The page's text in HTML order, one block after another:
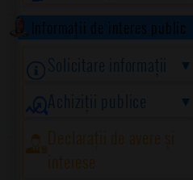
Informații de interes public
Solicitare informații
Achiziții publice
Declarații de avere și
interese